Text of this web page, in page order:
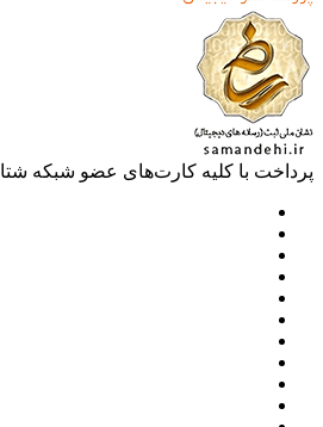
با کلیه کارت‌های عضو شبکه شتاب